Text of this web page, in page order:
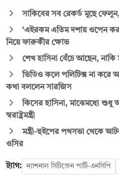
সাকিবের সব রেকর্ড মুছে
‘এইরকম এতিম দশায় ওপেন
নিয়ে ফারুকীর ক্ষোভ
শেখ হাসিনা বেঁচে আছেন, নাকি
ভিডিও কলে পলিটিক্স না
কথা বললেন সারজিস
কিসের হাসিনা, মাঝেমধ্যে
স্বরাষ্ট্রমন্ত্রী
মন্ত্রী-হুইপের পথসভা থেকে
ওসির
ট্যাগ: ন্যাশনাল সিটিজেন পার্টি-এনসিপি